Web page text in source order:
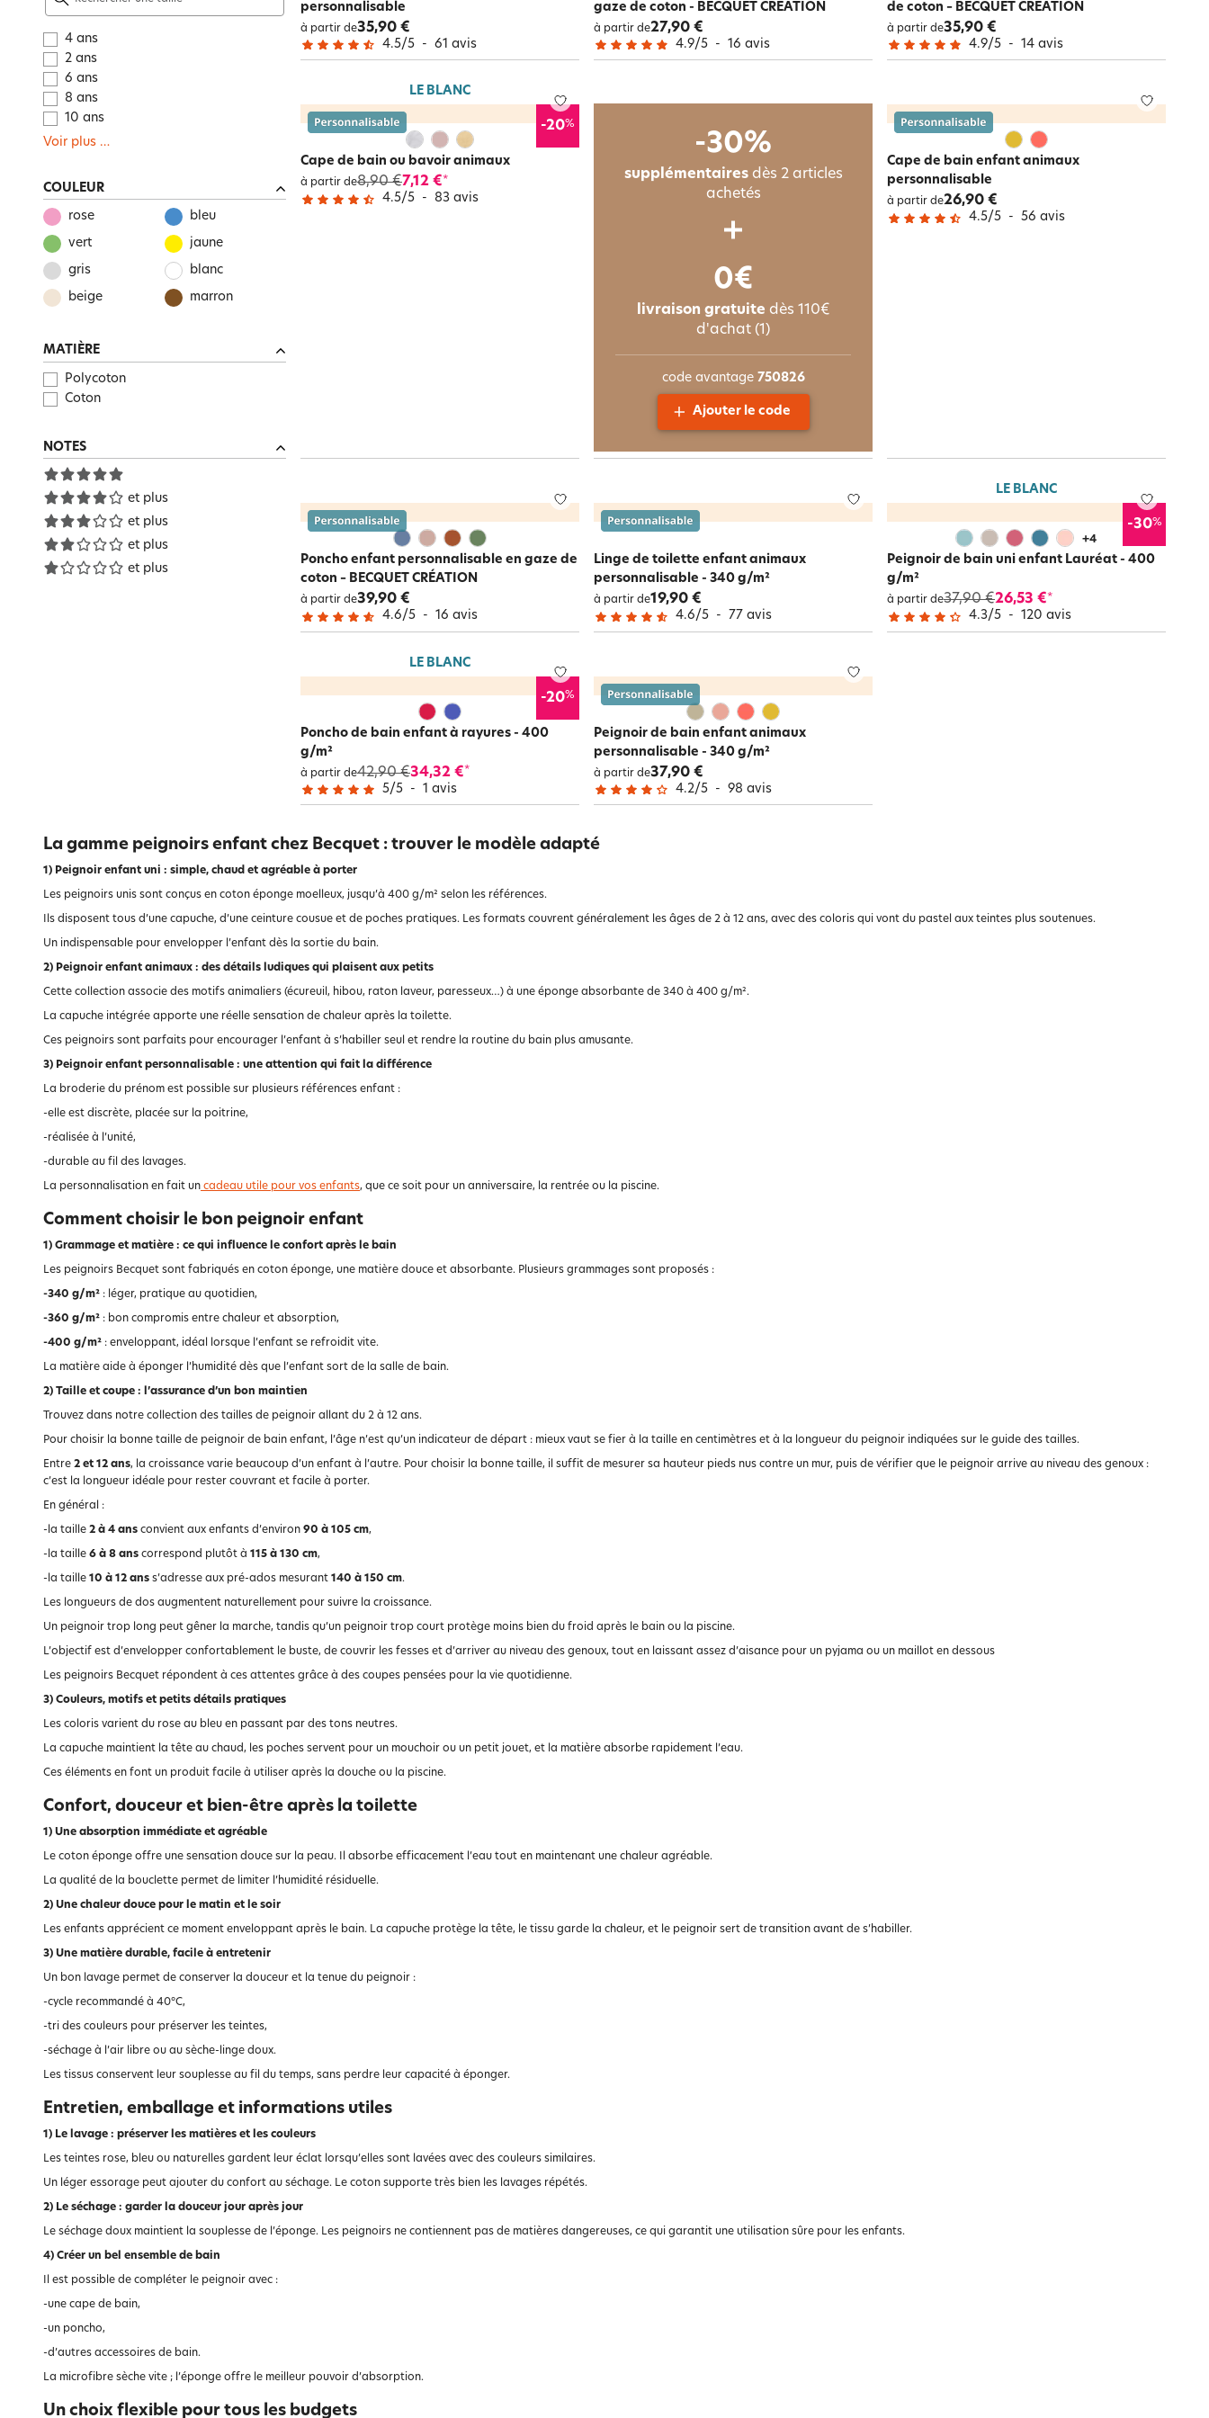
4 ans
2 ans
6 ans
8 ans
10 ans
Voir plus …
COULEUR
rose
bleu
vert
jaune
gris
blanc
beige
marron
MATIÈRE
Polycoton
Coton
NOTES
et plus
et plus
et plus
et plus
personnalisable
à partir de35,90 €
4.5/5 - 61 avis
gaze de coton - BECQUET CRÉATION
à partir de27,90 €
4.9/5 - 16 avis
de coton – BECQUET CRÉATION
à partir de35,90 €
4.9/5 - 14 avis
LE BLANC
-20%
Cape de bain ou bavoir animaux
à partir de8,90 €7,12 €*
4.5/5 - 83 avis
Cape de bain enfant animaux
personnalisable
à partir de26,90 €
4.5/5 - 56 avis
Poncho enfant personnalisable en gaze de
coton – BECQUET CRÉATION
à partir de39,90 €
4.6/5 - 16 avis
Linge de toilette enfant animaux
personnalisable - 340 g/m²
à partir de19,90 €
4.6/5 - 77 avis
LE BLANC
-30%
+4
Peignoir de bain uni enfant Lauréat - 400
g/m²
à partir de37,90 €26,53 €*
4.3/5 - 120 avis
LE BLANC
-20%
Poncho de bain enfant à rayures - 400
g/m²
à partir de42,90 €34,32 €*
5/5 - 1 avis
Peignoir de bain enfant animaux
personnalisable - 340 g/m²
à partir de37,90 €
4.2/5 - 98 avis
-30%
supplémentaires dès 2 articles
achetés
0€
livraison gratuite dès 110€
d'achat (1)
code avantage 750826
Ajouter le code
La gamme peignoirs enfant chez Becquet : trouver le modèle adapté
1) Peignoir enfant uni : simple, chaud et agréable à porter
Les peignoirs unis sont conçus en coton éponge moelleux, jusqu’à 400 g/m² selon les références.
Ils disposent tous d’une capuche, d’une ceinture cousue et de poches pratiques. Les formats couvrent généralement les âges de 2 à 12 ans, avec des coloris qui vont du pastel aux teintes plus soutenues.
Un indispensable pour envelopper l’enfant dès la sortie du bain.
2) Peignoir enfant animaux : des détails ludiques qui plaisent aux petits
Cette collection associe des motifs animaliers (écureuil, hibou, raton laveur, paresseux…) à une éponge absorbante de 340 à 400 g/m².
La capuche intégrée apporte une réelle sensation de chaleur après la toilette.
Ces peignoirs sont parfaits pour encourager l’enfant à s’habiller seul et rendre la routine du bain plus amusante.
3) Peignoir enfant personnalisable : une attention qui fait la différence
La broderie du prénom est possible sur plusieurs références enfant :
-elle est discrète, placée sur la poitrine,
-réalisée à l’unité,
-durable au fil des lavages.
La personnalisation en fait un cadeau utile pour vos enfants, que ce soit pour un anniversaire, la rentrée ou la piscine.
Comment choisir le bon peignoir enfant
1) Grammage et matière : ce qui influence le confort après le bain
Les peignoirs Becquet sont fabriqués en coton éponge, une matière douce et absorbante. Plusieurs grammages sont proposés :
-340 g/m² : léger, pratique au quotidien,
-360 g/m² : bon compromis entre chaleur et absorption,
-400 g/m² : enveloppant, idéal lorsque l’enfant se refroidit vite.
La matière aide à éponger l’humidité dès que l’enfant sort de la salle de bain.
2) Taille et coupe : l’assurance d’un bon maintien
Trouvez dans notre collection des tailles de peignoir allant du 2 à 12 ans.
Pour choisir la bonne taille de peignoir de bain enfant, l’âge n’est qu’un indicateur de départ : mieux vaut se fier à la taille en centimètres et à la longueur du peignoir indiquées sur le guide des tailles.
Entre 2 et 12 ans, la croissance varie beaucoup d’un enfant à l’autre. Pour choisir la bonne taille, il suffit de mesurer sa hauteur pieds nus contre un mur, puis de vérifier que le peignoir arrive au niveau des genoux :
c’est la longueur idéale pour rester couvrant et facile à porter.
En général :
-la taille 2 à 4 ans convient aux enfants d’environ 90 à 105 cm,
-la taille 6 à 8 ans correspond plutôt à 115 à 130 cm,
-la taille 10 à 12 ans s’adresse aux pré-ados mesurant 140 à 150 cm.
Les longueurs de dos augmentent naturellement pour suivre la croissance.
Un peignoir trop long peut gêner la marche, tandis qu’un peignoir trop court protège moins bien du froid après le bain ou la piscine.
L’objectif est d’envelopper confortablement le buste, de couvrir les fesses et d’arriver au niveau des genoux, tout en laissant assez d’aisance pour un pyjama ou un maillot en dessous
Les peignoirs Becquet répondent à ces attentes grâce à des coupes pensées pour la vie quotidienne.
3) Couleurs, motifs et petits détails pratiques
Les coloris varient du rose au bleu en passant par des tons neutres.
La capuche maintient la tête au chaud, les poches servent pour un mouchoir ou un petit jouet, et la matière absorbe rapidement l’eau.
Ces éléments en font un produit facile à utiliser après la douche ou la piscine.
Confort, douceur et bien-être après la toilette
1) Une absorption immédiate et agréable
Le coton éponge offre une sensation douce sur la peau. Il absorbe efficacement l’eau tout en maintenant une chaleur agréable.
La qualité de la bouclette permet de limiter l’humidité résiduelle.
2) Une chaleur douce pour le matin et le soir
Les enfants apprécient ce moment enveloppant après le bain. La capuche protège la tête, le tissu garde la chaleur, et le peignoir sert de transition avant de s’habiller.
3) Une matière durable, facile à entretenir
Un bon lavage permet de conserver la douceur et la tenue du peignoir :
-cycle recommandé à 40°C,
-tri des couleurs pour préserver les teintes,
-séchage à l’air libre ou au sèche-linge doux.
Les tissus conservent leur souplesse au fil du temps, sans perdre leur capacité à éponger.
Entretien, emballage et informations utiles
1) Le lavage : préserver les matières et les couleurs
Les teintes rose, bleu ou naturelles gardent leur éclat lorsqu’elles sont lavées avec des couleurs similaires.
Un léger essorage peut ajouter du confort au séchage. Le coton supporte très bien les lavages répétés.
2) Le séchage : garder la douceur jour après jour
Le séchage doux maintient la souplesse de l’éponge. Les peignoirs ne contiennent pas de matières dangereuses, ce qui garantit une utilisation sûre pour les enfants.
4) Créer un bel ensemble de bain
Il est possible de compléter le peignoir avec :
-une cape de bain,
-un poncho,
-d’autres accessoires de bain.
La microfibre sèche vite ; l’éponge offre le meilleur pouvoir d’absorption.
Un choix flexible pour tous les budgets